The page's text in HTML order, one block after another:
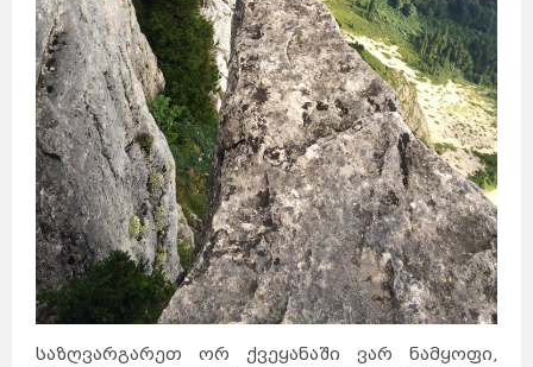
საზღვარგარეთ ორ ქვეყანაში ვარ ნამყოფი,